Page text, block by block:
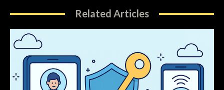
Related Articles